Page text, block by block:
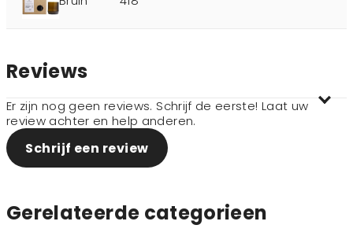
Reviews
Er zijn nog geen reviews. Schrijf de eerste! Laat uw
review achter en help anderen.
Schrijf een review
Gerelateerde categorieen